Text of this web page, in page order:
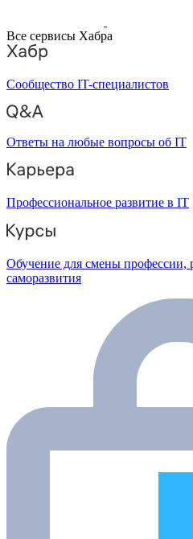
Все сервисы Хабра
Сообщество IT-специалистов
Ответы на любые вопросы об IT
Профессиональное развитие в IT
Обучение для смены профессии,
саморазвития